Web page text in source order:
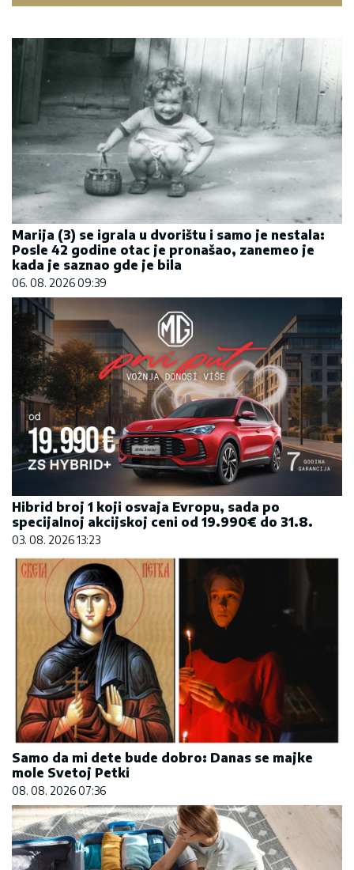
Marija (3) se igrala u dvorištu i samo je nestala:
Posle 42 godine otac je pronašao, zanemeo je
kada je saznao gde je bila
06. 08. 2026 09:39
Hibrid broj 1 koji osvaja Evropu, sada po
specijalnoj akcijskoj ceni od 19.990€ do 31.8.
03. 08. 2026 13:23
Samo da mi dete bude dobro: Danas se majke
mole Svetoj Petki
08. 08. 2026 07:36